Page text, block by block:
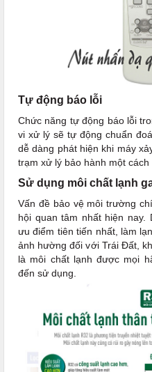
Tự động báo lỗi
Chức năng tự động báo lỗi
vi xử lý sẽ tự động chuẩn
dễ dàng phát hiện khi máy
trạm xử lý bảo hành một
Sử dụng môi chất lạnh
Vấn đề bảo vệ môi trường
hội quan tâm nhất hiện nay.
ưu điểm tiên tiến nhất, làm
ảnh hường đối với Trái Đất,
là môi chất lạnh được mọi
đến sử dụng.​